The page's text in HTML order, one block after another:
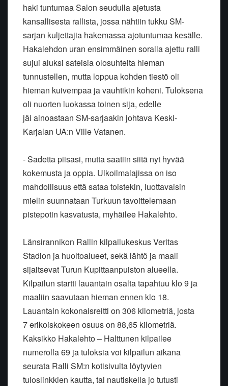
haki tuntumaa Salon seudulla ajetusta
kansallisesta rallista, jossa nähtiin tukku SM-
sarjan kuljettajia hakemassa ajotuntumaa kesälle.
Hakalehdon uran ensimmäinen soralla ajettu ralli
sujui aluksi sateisia olosuhteita hieman
tunnustellen, mutta loppua kohden tiestö oli
hieman kuivempaa javauhtikin koheni. Tuloksena
oli nuorten luokassa toinen sija, edelle
jäi ainoastaan SM-sarjaakin johtava Keski-
Karjalan UA:n Ville Vatanen.
- Sadetta piisasi, mutta saatiin siitä nyt hyvää
kokemusta ja oppia. Ulkoilmalajissa on iso
mahdollisuus että sataa toistekin, luottavaisin
mielin suunnataan Turkuun tavoittelemaan
pistepotin kasvatusta, myhäilee Hakalehto.
Länsirannikon Rallin kilpailukeskus Veritas
Stadion ja huoltoalueet, sekä lähtö ja maali
sijaitsevat Turun Kupittaanpuiston alueella.
Kilpailun startti lauantain osalta tapahtuu klo 9 ja
maaliin saavutaan hieman ennen klo 18.
Lauantain kokonaisreitti on 306 kilometriä, josta
7erikoiskokeen osuus on 88,65 kilometriä.
Kaksikko Hakalehto – Halttunen kilpailee
numerolla 69 ja tuloksia voi kilpailun aikana
seurata Ralli SM:n kotisivulta löytyvien
tuloslinkkien kautta, tai nautiskella jotutusti